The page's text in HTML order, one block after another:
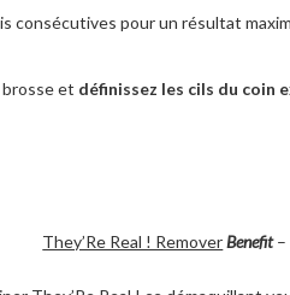
consécutives pour un résultat
brosse et définissez les cils du coin
They’Re Real ! RemoverBenefit–